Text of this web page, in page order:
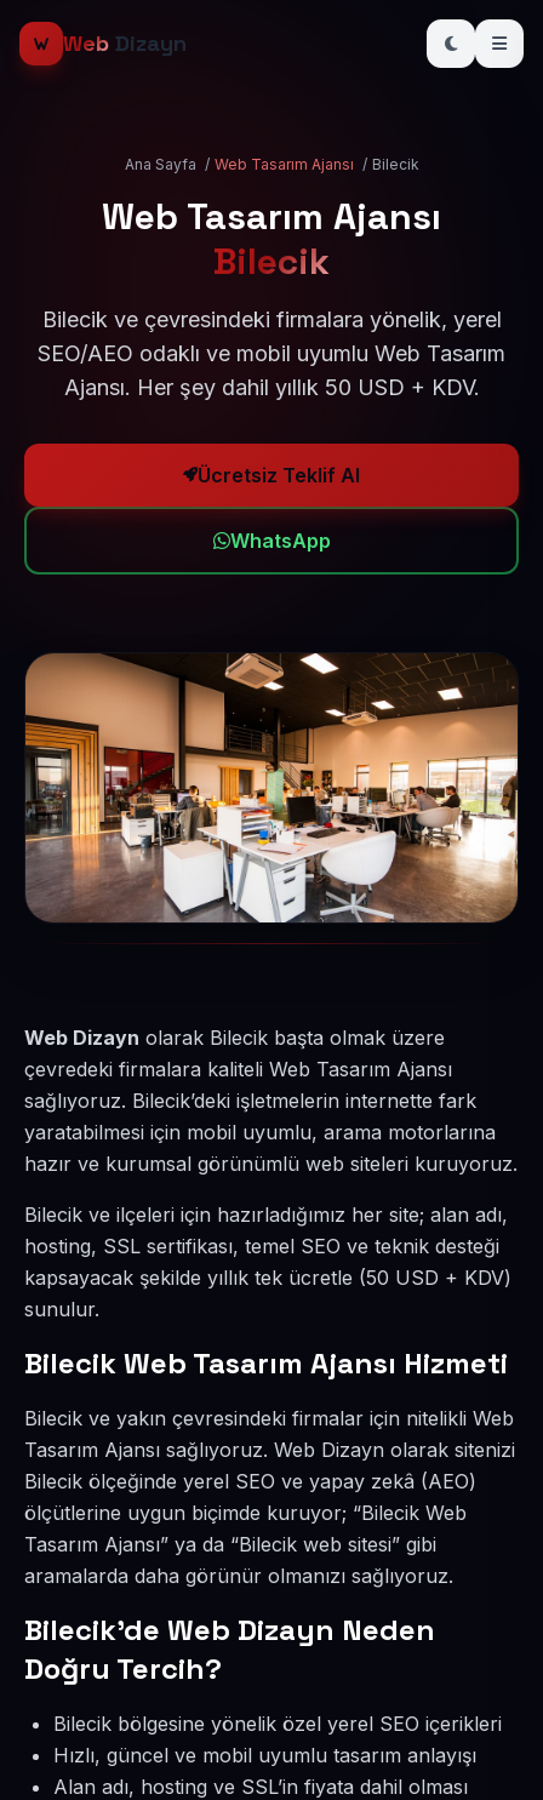
Web Dizayn
Ana Sayfa / Web Tasarım Ajansı / Bilecik
Web Tasarım Ajansı
Bilecik
Bilecik ve çevresindeki firmalara yönelik, yerel
SEO/AEO odaklı ve mobil uyumlu Web Tasarım
Ajansı. Her şey dahil yıllık 50 USD + KDV.
Ücretsiz Teklif Al
WhatsApp
Web Dizayn olarak Bilecik başta olmak üzere
çevredeki firmalara kaliteli Web Tasarım Ajansı
sağlıyoruz. Bilecik’deki işletmelerin internette fark
yaratabilmesi için mobil uyumlu, arama motorlarına
hazır ve kurumsal görünümlü web siteleri kuruyoruz.
Bilecik ve ilçeleri için hazırladığımız her site; alan adı,
hosting, SSL sertifikası, temel SEO ve teknik desteği
kapsayacak şekilde yıllık tek ücretle (50 USD + KDV)
sunulur.
Bilecik Web Tasarım Ajansı Hizmeti
Bilecik ve yakın çevresindeki firmalar için nitelikli Web
Tasarım Ajansı sağlıyoruz. Web Dizayn olarak sitenizi
Bilecik ölçeğinde yerel SEO ve yapay zekâ (AEO)
ölçütlerine uygun biçimde kuruyor; “Bilecik Web
Tasarım Ajansı” ya da “Bilecik web sitesi” gibi
aramalarda daha görünür olmanızı sağlıyoruz.
Bilecik’de Web Dizayn Neden
Doğru Tercih?
Bilecik bölgesine yönelik özel yerel SEO içerikleri
Hızlı, güncel ve mobil uyumlu tasarım anlayışı
Alan adı, hosting ve SSL’in fiyata dahil olması